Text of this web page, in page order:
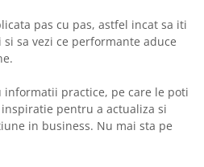
pas cu pas, astfel incat sa iti
sa vezi ce performante aduce
informatii practice, pe care le poti
pentru a actualiza si
in business. Nu mai sta pe